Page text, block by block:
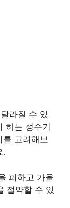
라질 수 있
하는 성수기
를 고려해보
.
피하고 가을
절약할 수 있